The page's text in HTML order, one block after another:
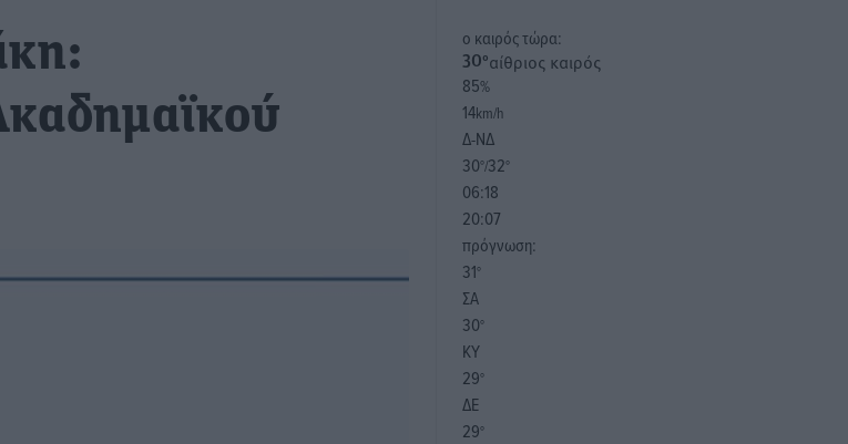
o καιρός τώρα:
30°αίθριος καιρός
85%
14km/h
Δ-ΝΔ
30°/32°
06:18
20:07
πρόγνωση:
31°
ΣΑ
30°
ΚΥ
29°
ΔΕ
29°